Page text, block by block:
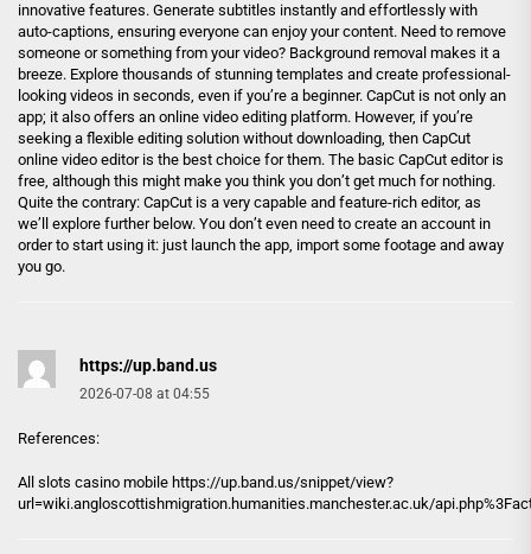
innovative features. Generate subtitles instantly and effortlessly with
auto-captions, ensuring everyone can enjoy your content. Need to remove
someone or something from your video? Background removal makes it a
breeze. Explore thousands of stunning templates and create professional-
looking videos in seconds, even if you’re a beginner. CapCut is not only an
app; it also offers an online video editing platform. However, if you’re
seeking a flexible editing solution without downloading, then CapCut
online video editor is the best choice for them. The basic CapCut editor is
free, although this might make you think you don’t get much for nothing.
Quite the contrary: CapCut is a very capable and feature-rich editor, as
we’ll explore further below. You don’t even need to create an account in
order to start using it: just launch the app, import some footage and away
you go.
https://up.band.us
2026-07-08 at 04:55
References:
All slots casino mobile https://up.band.us/snippet/view?
url=wiki.angloscottishmigration.humanities.manchester.ac.uk/